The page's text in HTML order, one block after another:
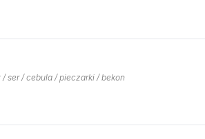
ser / cebula / pieczarki / bekon